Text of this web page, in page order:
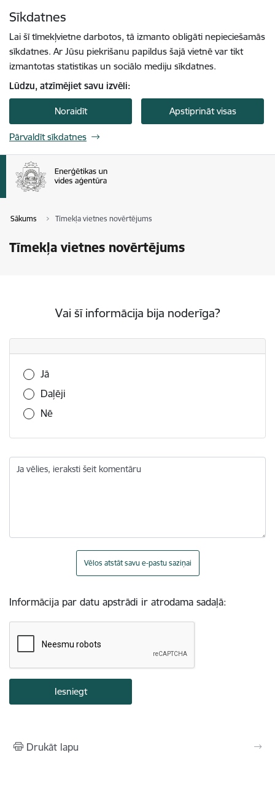
Sīkdatnes
Lai šī tīmekļvietne darbotos, tā izmanto obligāti nepieciešamās
sīkdatnes. Ar Jūsu piekrišanu papildus šajā vietnē var tikt
izmantotas statistikas un sociālo mediju sīkdatnes.
Lūdzu, atzīmējiet savu izvēli:
Noraidīt Apstiprināt visas
Pārvaldīt sīkdatnes
Sākums Tīmekļa vietnes novērtējums
Tīmekļa vietnes novērtējums
Vai šī informācija bija noderīga?
Vai šī informācija bija noderīga?
Jā
Daļēji
Nē
Ja vēlies, ieraksti šeit komentāru
Vēlos atstāt savu e-pastu saziņai
Informācija par datu apstrādi ir atrodama sadaļā:
Drukāt lapu